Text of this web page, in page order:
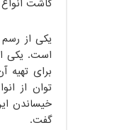
کاشت انواع
یکی از
است. یکی
برای تهیه
توان از
خیساندن
گفت.